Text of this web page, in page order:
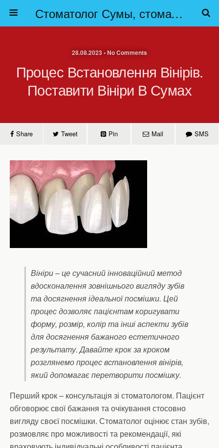
Стоматолог Сумы, стоматологические клиники Сумы, детская стоматология в Сумах. | Частная стоматология Сумы
28.08.2023 • No Comments
Процес Встановлення Вінірів.
Поставити Вініри В Сумах
Share Tweet Pin Mail SMS
Вініри – це сучасний інноваційний метод
вдосконалення зовнішнього вигляду зубів
та досягнення ідеальної посмішки. Цей
процес дозволяє пацієнтам коригувати
форму, розмір, колір та інші аспекти зубів
для досягнення бажаного естетичного
результату. Давайте крок за кроком
розглянемо процес встановлення вінірів,
який допомагає перетворити посмішку.
Перший крок – консультація зі стоматологом. Пацієнт
обговорює свої бажання та очікування стосовно
вигляду своєї посмішки. Стоматолог оцінює стан зубів,
розмовляє про можливості та рекомендації, які